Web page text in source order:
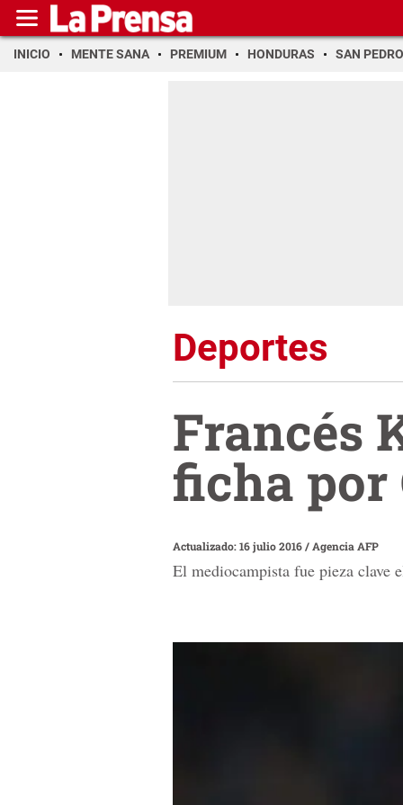
INICIO MENTE SANA PREMIUM HONDURAS SAN PEDRO
Deportes
Francés
ficha por
Actualizado: 16 julio 2016/ Agencia AFP
El mediocampista fue pieza clave